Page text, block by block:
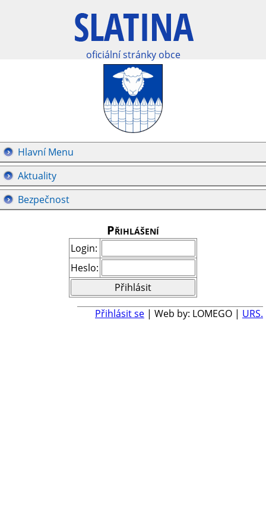
oficiální stránky obce
Hlavní Menu
Aktuality
Bezpečnost
Přihlášení
Login:
Heslo:
Přihlásit se | Web by: LOMEGO | URS.